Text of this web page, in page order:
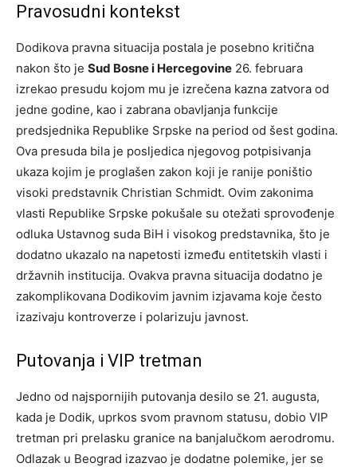
Pravosudni kontekst
Dodikova pravna situacija postala je posebno kritična
nakon što je Sud Bosne i Hercegovine 26. februara
izrekao presudu kojom mu je izrečena kazna zatvora od
jedne godine, kao i zabrana obavljanja funkcije
predsjednika Republike Srpske na period od šest godina.
Ova presuda bila je posljedica njegovog potpisivanja
ukaza kojim je proglašen zakon koji je ranije poništio
visoki predstavnik Christian Schmidt. Ovim zakonima
vlasti Republike Srpske pokušale su otežati sprovođenje
odluka Ustavnog suda BiH i visokog predstavnika, što je
dodatno ukazalo na napetosti između entitetskih vlasti i
državnih institucija. Ovakva pravna situacija dodatno je
zakomplikovana Dodikovim javnim izjavama koje često
izazivaju kontroverze i polarizuju javnost.
Putovanja i VIP tretman
Jedno od najspornijih putovanja desilo se 21. augusta,
kada je Dodik, uprkos svom pravnom statusu, dobio VIP
tretman pri prelasku granice na banjalučkom aerodromu.
Odlazak u Beograd izazvao je dodatne polemike, jer se